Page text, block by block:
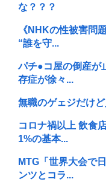
な？？？
《NHKの性被害問
“誰を守...
パチ●コ屋の倒産が
存症が徐々...
無職のゲェジだけ
コロナ禍以上 飲食
1%の基本...
MTG「世界大会で
ンツとコラ...